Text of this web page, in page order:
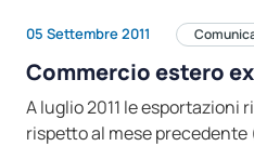
05 Settembre 2011
Commercio estero
A luglio 2011 le esportazioni
rispetto al mese